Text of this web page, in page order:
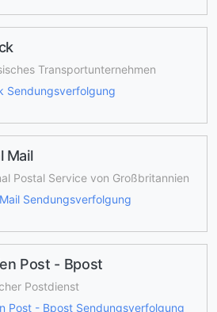
Transportunternehmen
Sendungsverfolgung
Mail
Postal Service von Großbritannien
Sendungsverfolgung
Post - Bpost
Postdienst
Post - Bpost Sendungsverfolgung